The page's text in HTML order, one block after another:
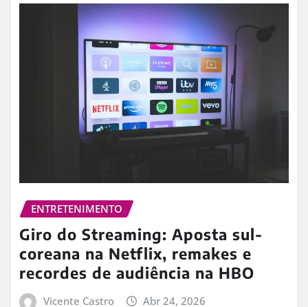
ENTRETENIMENTO
Giro do Streaming: Aposta sul-
coreana na Netflix, remakes e
recordes de audiência na HBO
Vicente Castro Abr 24, 2026